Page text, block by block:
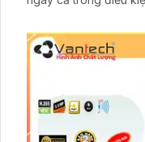
cách hiệu quả. Camera tích hợp công nghệ IP POE, giúp
việc lắp đặt và sử